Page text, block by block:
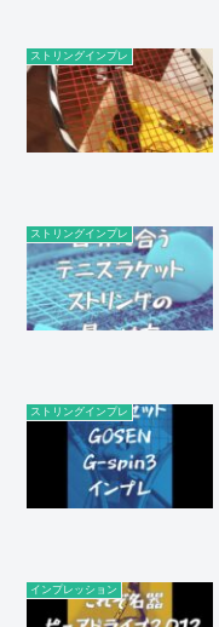
ストリングインプレ
ストリングインプレ
ストリングインプレ
インプレッション